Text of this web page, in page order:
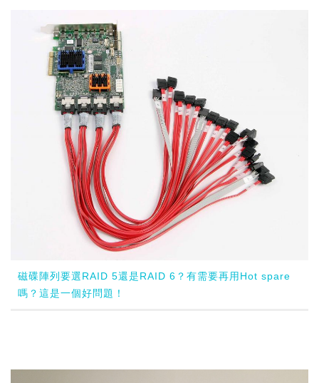
磁碟陣列要選RAID 5還是RAID 6？有需要再用Hot spare
嗎？這是一個好問題！